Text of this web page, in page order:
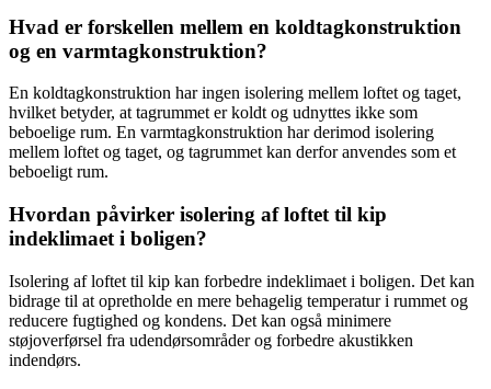
Hvad er forskellen mellem en koldtagkonstruktion
og en varmtagkonstruktion?
En koldtagkonstruktion har ingen isolering mellem loftet og taget,
hvilket betyder, at tagrummet er koldt og udnyttes ikke som
beboelige rum. En varmtagkonstruktion har derimod isolering
mellem loftet og taget, og tagrummet kan derfor anvendes som et
beboeligt rum.
Hvordan påvirker isolering af loftet til kip
indeklimaet i boligen?
Isolering af loftet til kip kan forbedre indeklimaet i boligen. Det kan
bidrage til at opretholde en mere behagelig temperatur i rummet og
reducere fugtighed og kondens. Det kan også minimere
støjoverførsel fra udendørsområder og forbedre akustikken
indendørs.